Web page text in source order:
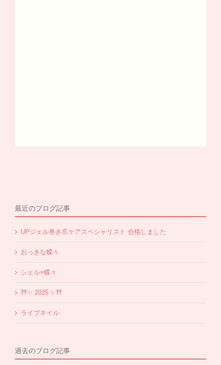
最近のブログ記事
UPジェル巻き爪ケアスペシャリスト 合格しました
おっきな蝶々
シェル×蝶々
⛩✨️ 2025 ✨️⛩
ライブネイル
過去のブログ記事